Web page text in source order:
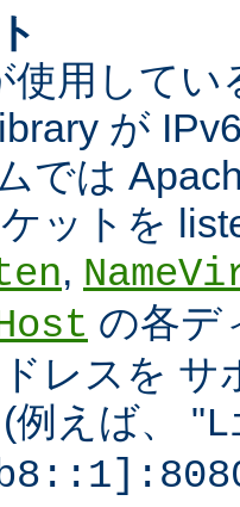
使用してい
が
では
ットを
,
の各デ
レスを
例えば、 "